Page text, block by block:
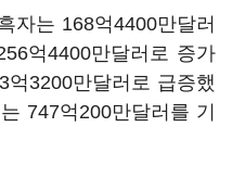
자는 168억4400만달러
억4400만달러로 증가
3200만달러로 급증했
747억200만달러를 기